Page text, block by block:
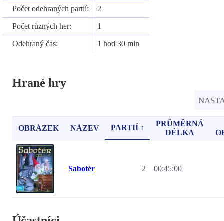
Počet odehraných partií: 2
Počet různých her: 1
Odehraný čas: 1 hod 30 min
Hrané hry
OBRÁZEK NÁZEV PARTIÍ ↑
PRŮMĚRNÁ
DÉLKA
Sabotér 2 00:45:00